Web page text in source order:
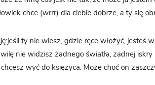
chce (wrrr) dla ciebie dobrze, a ty się
ty nie wiesz, gdzie ręce włożyć, jesteś
nie widzisz żadnego światła, żadnej iskry
wyć do księżyca. Może choć on